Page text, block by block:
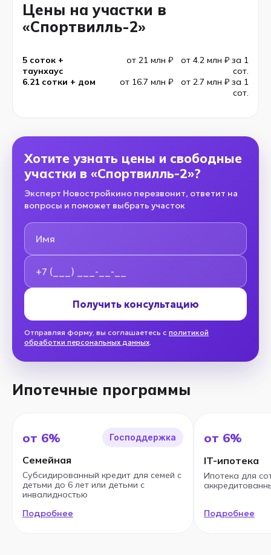
Цены на участки в
«Спортвилль-2»
5 соток +
таунхаус
от 21 млн ₽
от 4.2 млн ₽ за 1
сот.
6.21 сотки + дом
от 16.7 млн ₽
от 2.7 млн ₽ за 1
сот.
Хотите узнать цены и свободные
участки в «Спортвилль-2»?
Эксперт Новостройкино перезвонит, ответит на
вопросы и поможет выбрать участок
Имя
Номер телефона
Получить консультацию
Отправляя форму, вы соглашаетесь с политикой
обработки персональных данных.
Ипотечные программы
от 6% Господдержка
Семейная
Субсидированный кредит для семей с
детьми до 6 лет или детьми с
инвалидностью
Подробнее
от 6%
IT-ипотека
Ипотека для
Подробнее